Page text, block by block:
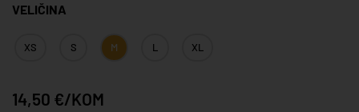
VELIČINA
XS S M L XL
14,50 €/KOM